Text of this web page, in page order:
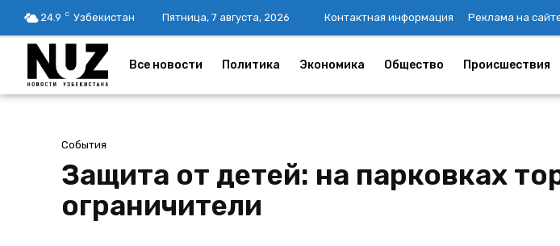
24.9 C Узбекистан Пятница, 7 августа, 2026 Контактная информация Реклама на
Все новости Политика Экономика Общество Происшествия
События
Защита от детей: на парковках
ограничители